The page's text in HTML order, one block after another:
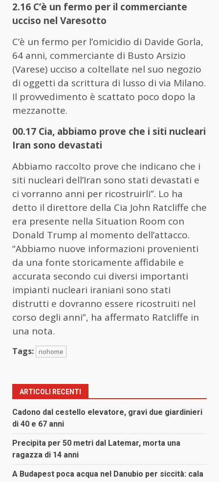
2.16 C’è un fermo per il commerciante
ucciso nel Varesotto
C’è un fermo per l’omicidio di Davide Gorla,
64 anni, commerciante di Busto Arsizio
(Varese) ucciso a coltellate nel suo negozio
di oggetti da scrittura di lusso di via Milano.
Il provvedimento è scattato poco dopo la
mezzanotte.
00.17 Cia, abbiamo prove che i siti nucleari
Iran sono devastati
Abbiamo raccolto prove che indicano che i
siti nucleari dell’Iran sono stati devastati e
ci vorranno anni per ricostruirli”. Lo ha
detto il direttore della Cia John Ratcliffe che
era presente nella Situation Room con
Donald Trump al momento dell’attacco.
“Abbiamo nuove informazioni provenienti
da una fonte storicamente affidabile e
accurata secondo cui diversi importanti
impianti nucleari iraniani sono stati
distrutti e dovranno essere ricostruiti nel
corso degli anni”, ha affermato Ratcliffe in
una nota.
Tags: nohome
ARTICOLI RECENTI
Cadono dal cestello elevatore, gravi due giardinieri
di 40 e 67 anni
Precipita per 50 metri dal Latemar, morta una
ragazza di 14 anni
A Budapest poca acqua nel Danubio per siccità: cala